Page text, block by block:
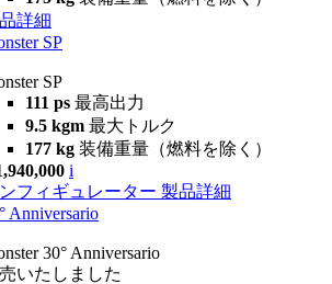
詳細
SP
SP
111 ps 最高出力
9.5 kgm 最大トルク
177 kg 装備重量（燃料を除く）
i
フィギュレーター 製品詳細
Anniversario
30° Anniversario
いたしました